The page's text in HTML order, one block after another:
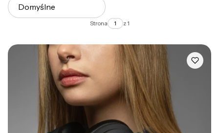
Domyślne
Strona z 1